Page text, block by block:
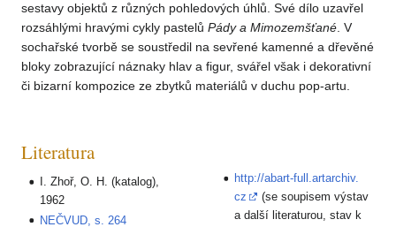
sestavy objektů z různých pohledových úhlů. Své dílo uzavřel
rozsáhlými hravými cykly pastelů Pády a Mimozemšťané . V
sochařské tvorbě se soustředil na sevřené kamenné a dřevěné
bloky zobrazující náznaky hlav a figur, svářel však i dekorativní
či bizarní kompozice ze zbytků materiálů v duchu pop-artu.
Literatura
I. Zhoř, O. H. (katalog),
1962
NEČVUD, s. 264
http://abart-full.artarchiv.
cz
(se soupisem výstav
a další literaturou, stav k